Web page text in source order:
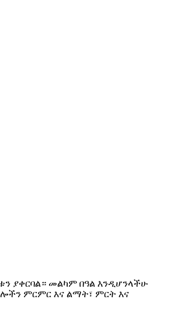
ያቀርባል። መልካም በዓል እንዲሆንላችሁ
ምርምር እና ልማት፣ ምርት እና